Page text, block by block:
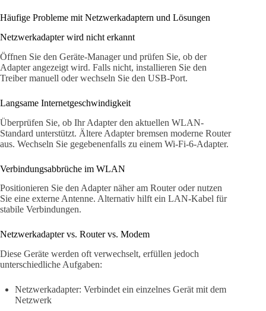
Häufige Probleme mit Netzwerkadaptern und Lösungen
Netzwerkadapter wird nicht erkannt
Öffnen Sie den Geräte-Manager und prüfen Sie, ob der
Adapter angezeigt wird. Falls nicht, installieren Sie den
Treiber manuell oder wechseln Sie den USB-Port.
Langsame Internetgeschwindigkeit
Überprüfen Sie, ob Ihr Adapter den aktuellen WLAN-
Standard unterstützt. Ältere Adapter bremsen moderne Router
aus. Wechseln Sie gegebenenfalls zu einem Wi-Fi-6-Adapter.
Verbindungsabbrüche im WLAN
Positionieren Sie den Adapter näher am Router oder nutzen
Sie eine externe Antenne. Alternativ hilft ein LAN-Kabel für
stabile Verbindungen.
Netzwerkadapter vs. Router vs. Modem
Diese Geräte werden oft verwechselt, erfüllen jedoch
unterschiedliche Aufgaben:
Netzwerkadapter: Verbindet ein einzelnes Gerät mit dem
Netzwerk